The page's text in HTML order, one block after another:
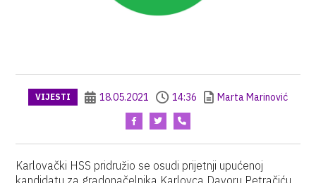
VIJESTI 18.05.2021 14:36 Marta Marinović
Karlovački HSS pridružio se osudi prijetnji upućenoj
kandidatu za gradonačelnika Karlovca Davoru Petračiću.